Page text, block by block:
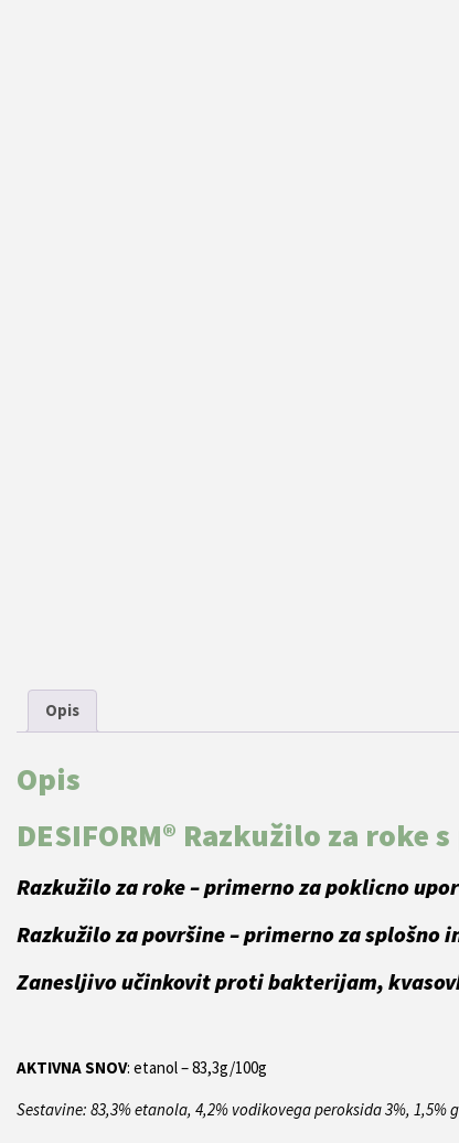
Opis
Opis
DESIFORM® Razkužilo za roke
Razkužilo za roke– primerno za poklicno
Razkužilo za površine – primerno za
Zanesljivo učinkovit proti bakterijam,
AKTIVNA SNOV: etanol – 83,3g/100g
Sestavine: 83,3% etanola, 4,2% vodikovega peroksida 3%, 1,5%